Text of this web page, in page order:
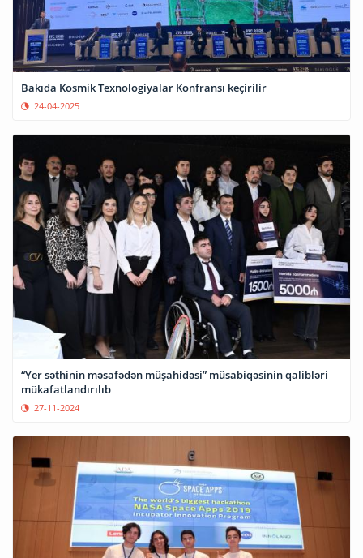
Bakıda Kosmik Texnologiyalar Konfransı keçirilir
24-04-2025
“Yer səthinin məsafədən müşahidəsi” müsabiqəsinin qalibləri
mükafatlandırılıb
27-11-2024